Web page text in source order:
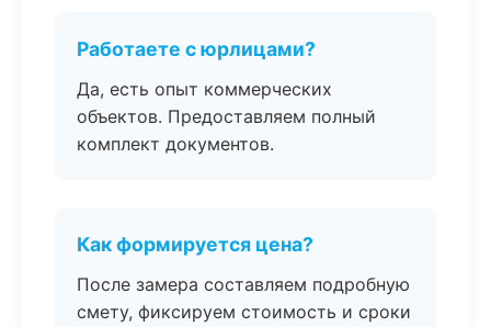
Работаете с юрлицами?
Да, есть опыт коммерческих
объектов. Предоставляем полный
комплект документов.
Как формируется цена?
После замера составляем подробную
смету, фиксируем стоимость и сроки